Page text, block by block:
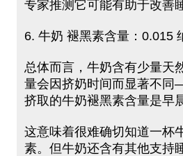
专家推测它可能有助于改善
6. 牛奶 褪黑素含量：0.015
总体而言，牛奶含有少量天
量会因挤奶时间而显著不
挤取的牛奶褪黑素含量是早
这意味着很难确切知道一杯
素。但牛奶还含有其他支持